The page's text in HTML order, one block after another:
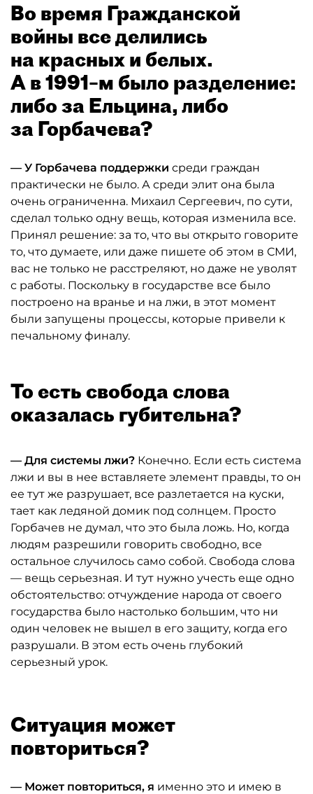
Во время Гражданской
войны все делились
на красных и белых.
А в 1991–м было разделение:
либо за Ельцина, либо
за Горбачева?
— У Горбачева поддержки среди граждан
практически не было. А среди элит она была
очень ограниченна. Михаил Сергеевич, по сути,
сделал только одну вещь, которая изменила все.
Принял решение: за то, что вы открыто говорите
то, что думаете, или даже пишете об этом в СМИ,
вас не только не расстреляют, но даже не уволят
с работы. Поскольку в государстве все было
построено на вранье и на лжи, в этот момент
были запущены процессы, которые привели к
печальному финалу.
То есть свобода слова
оказалась губительна?
— Для системы лжи? Конечно. Если есть система
лжи и вы в нее вставляете элемент правды, то он
ее тут же разрушает, все разлетается на куски,
тает как ледяной домик под солнцем. Просто
Горбачев не думал, что это была ложь. Но, когда
людям разрешили говорить свободно, все
остальное случилось само собой. Свобода слова
— вещь серьезная. И тут нужно учесть еще одно
обстоятельство: отчуждение народа от своего
государства было настолько большим, что ни
один человек не вышел в его защиту, когда его
разрушали. В этом есть очень глубокий
серьезный урок.
Ситуация может
повториться?
— Может повториться, я именно это и имею в